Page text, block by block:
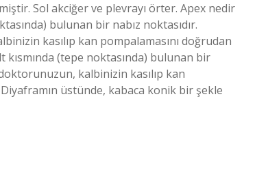
Sol akciğer ve plevrayı örter. Apex nedir
bulunan bir nabız noktasıdır.
kasılıp kan pompalamasını doğrudan
(tepe noktasında) bulunan bir
kalbinizin kasılıp kan
üstünde, kabaca konik bir şekle